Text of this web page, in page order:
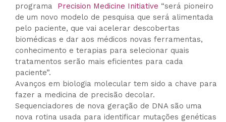
programa Precision Medicine Initiative “será pioneiro
de um novo modelo de pesquisa que será alimentada
pelo paciente, que vai acelerar descobertas
biomédicas e dar aos médicos novas ferramentas,
conhecimento e terapias para selecionar quais
tratamentos serão mais eficientes para cada
paciente”.
Avanços em biologia molecular tem sido a chave para
fazer a medicina de precisão decolar.
Sequenciadores de nova geração de DNA são uma
nova rotina usada para identificar mutações genéticas